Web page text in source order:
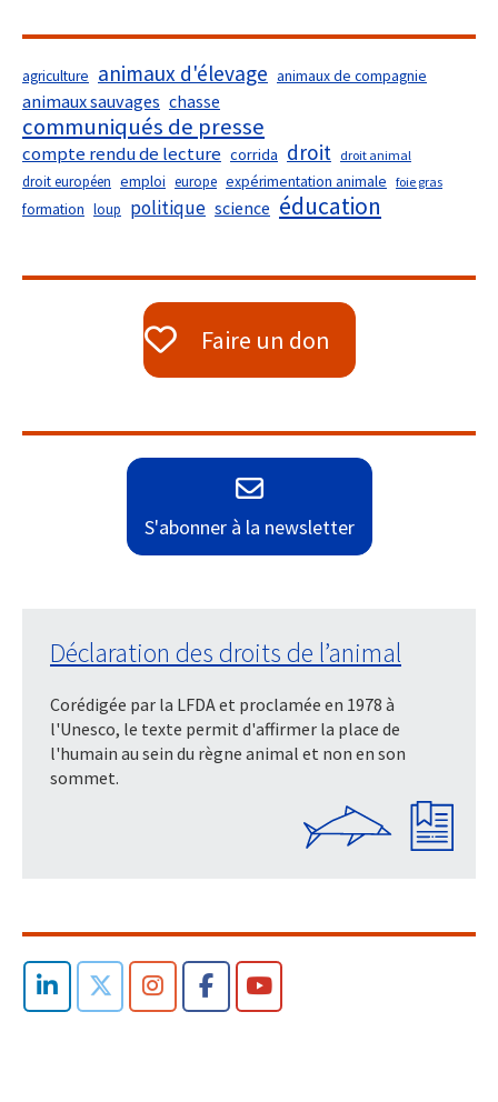
agriculture animaux d'élevage animaux de compagnie
animaux sauvages chasse
communiqués de presse
compte rendu de lecture corrida droit droit animal
droit européen emploi europe expérimentation animale foie gras
formation loup politique science éducation
Faire un don
S'abonner à la newsletter
Déclaration des droits de l’animal
Corédigée par la LFDA et proclamée en 1978 à
l'Unesco, le texte permit d'affirmer la place de
l'humain au sein du règne animal et non en son
sommet.